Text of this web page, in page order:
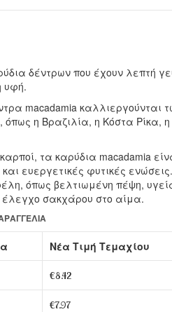
δέντρων που έχουν λεπτή
υφή.
macadamia καλλιεργούνται
η Βραζιλία, η Κόστα Ρίκα,
τα καρύδια macadamia
ευεργετικές φυτικές ενώσεις.
όπως βελτιωμένη πέψη,
έλεγχο σακχάρου στο αίμα.
Νέα Τιμή Τεμαχίου
€8.42
€7.97